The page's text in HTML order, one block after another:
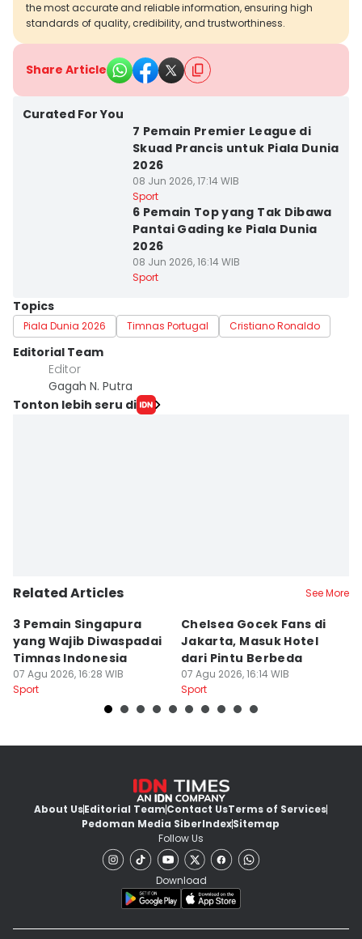
the most accurate and reliable information, ensuring high
standards of quality, credibility, and trustworthiness.
Share Article
Curated For You
7 Pemain Premier League di
Skuad Prancis untuk Piala Dunia
2026
08 Jun 2026, 17:14 WIB
Sport
6 Pemain Top yang Tak Dibawa
Pantai Gading ke Piala Dunia
2026
08 Jun 2026, 16:14 WIB
Sport
Topics
Piala Dunia 2026 Timnas Portugal Cristiano Ronaldo
Editorial Team
Editor
Gagah N. Putra
Tonton lebih seru di
Related Articles See More
3 Pemain Singapura
yang Wajib Diwaspadai
Timnas Indonesia
07 Agu 2026, 16:28 WIB
Sport
Chelsea Gocek Fans di
Jakarta, Masuk Hotel
dari Pintu Berbeda
07 Agu 2026, 16:14 WIB
Sport
About UsEditorial TeamContact UsTerms of Services
Pedoman Media SiberIndexSitemap
Follow Us
Download